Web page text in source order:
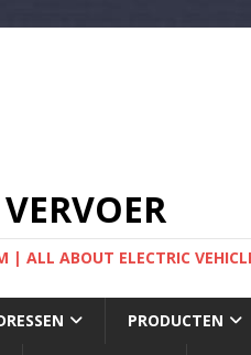
| ALL ABOUT ELECTRIC
PRODUCTEN